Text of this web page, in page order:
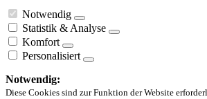
Notwendig
Statistik & Analyse
Komfort
Personalisiert
Notwendig:
Diese Cookies sind zur Funktion der Website